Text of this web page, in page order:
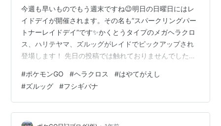
今週も早いものでもう週末ですね😉明日の日曜日にはレ
イドデイが開催されます。その名も”スパークリングパー
トナーレイドデイ”です✨かくとうタイプのメガヘラクロ
ス、ハリテヤマ、ズルッグがレイドでピックアップされ
登場します！ 先日の投稿では触れておりませんでした
るようになります！新技の性能がちょっと気になりまし
たので、チェックしていきます！ 【はやてがえしの性
能】 【ズルズキンは”はやてがえし”を覚えるのか？？】
【ヘラクロスは地域限定！無料分のパスは消費すべ
#ポケモンGO #ヘラクロス #はやてがえし
#ズルッグ #フシギバナ